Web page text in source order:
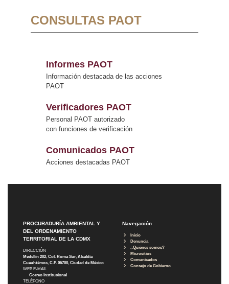
CONSULTAS PAOT
Informes PAOT
Información destacada de las acciones
PAOT
Verificadores PAOT
Personal PAOT autorizado
con funciones de verificación
Comunicados PAOT
Acciones destacadas PAOT
PROCURADURÍA AMBIENTAL Y
DEL ORDENAMIENTO
TERRITORIAL DE LA CDMX
DIRECCIÓN
Medellín 202, Col. Roma Sur, Alcaldía
Cuauhtémoc, C.P. 06700, Ciudad de México
WEB E-MAIL
Correo Institucional
TELÉFONO
Navegación
Inicio
Denuncia
¿Quiénes somos?
Micrositios
Comunicados
Consejo de Gobierno